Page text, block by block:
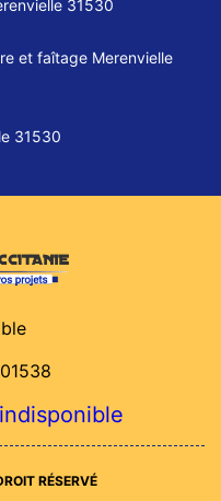
31530
et faîtage Merenvielle
31530
indisponible
RÉSERVÉ